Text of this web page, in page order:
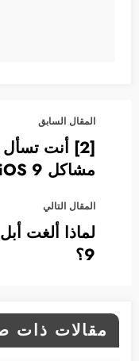
المقال السابق
[2] أنت
مشاكل iOS 9
المقال التالي
9؟
مقالات ذات